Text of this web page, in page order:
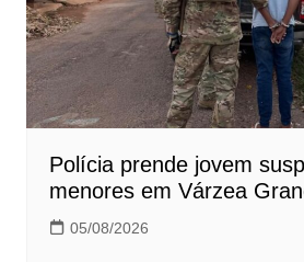
Polícia prende jovem
menores em Várzea
05/08/2026